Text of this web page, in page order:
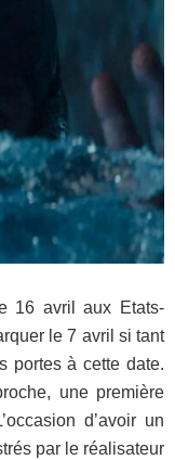
16 avril aux Etats-
le 7 avril si tant
portes à cette date.
une première
d’avoir un
par le réalisateur